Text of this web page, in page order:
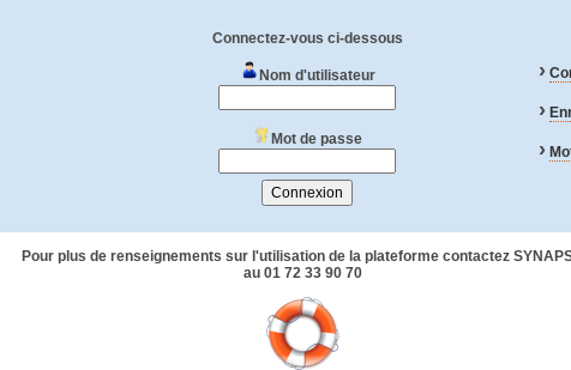
Connectez-vous ci-dessous
Nom d'utilisateur
Mot de passe
›
›
›
Pour plus de renseignements sur l'utilisation de la plateforme contactez
au 01 72 33 90 70